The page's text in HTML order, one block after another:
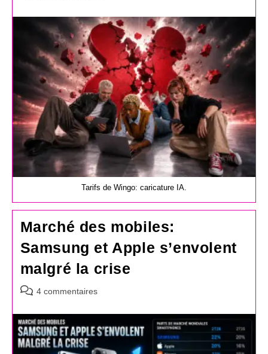
la
publication :
Tarifs de Wingo: caricature IA.
Marché des mobiles:
Samsung et Apple s’envolent
malgré la crise
Commentaires
la
publication :
4 commentaires